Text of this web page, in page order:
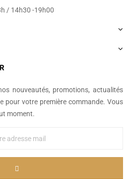
/ 14h30 -19h00
nouveautés, promotions, actualités
pour votre première commande. Vous
moment.